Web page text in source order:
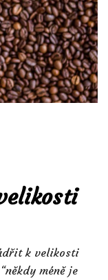
k velikosti
méně je